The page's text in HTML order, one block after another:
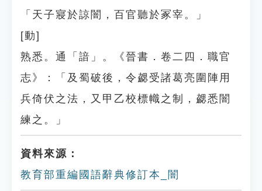
「天子寢於諒闇，百官聽於冢宰。」
[動]
熟悉。通「諳」。《晉書．卷二四．職官
志》：「及蜀破後，令勰受諸葛亮圍陣用
兵倚伏之法，又甲乙校標幟之制，勰悉闇
練之。」
資料來源：
教育部重編國語辭典修訂本_闇